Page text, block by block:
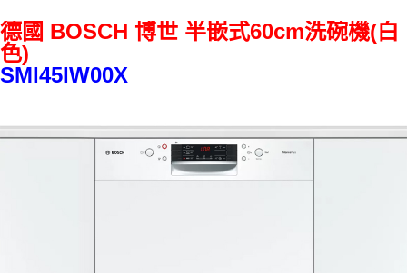
德國 BOSCH 博世 半嵌式60cm洗碗機(白
色)
SMI45IW00X